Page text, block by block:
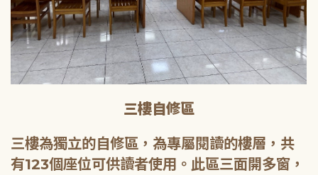
三樓自修區
三樓為獨立的自修區，為專屬閱讀的樓層，共
有123個座位可供讀者使用。此區三面開多窗，